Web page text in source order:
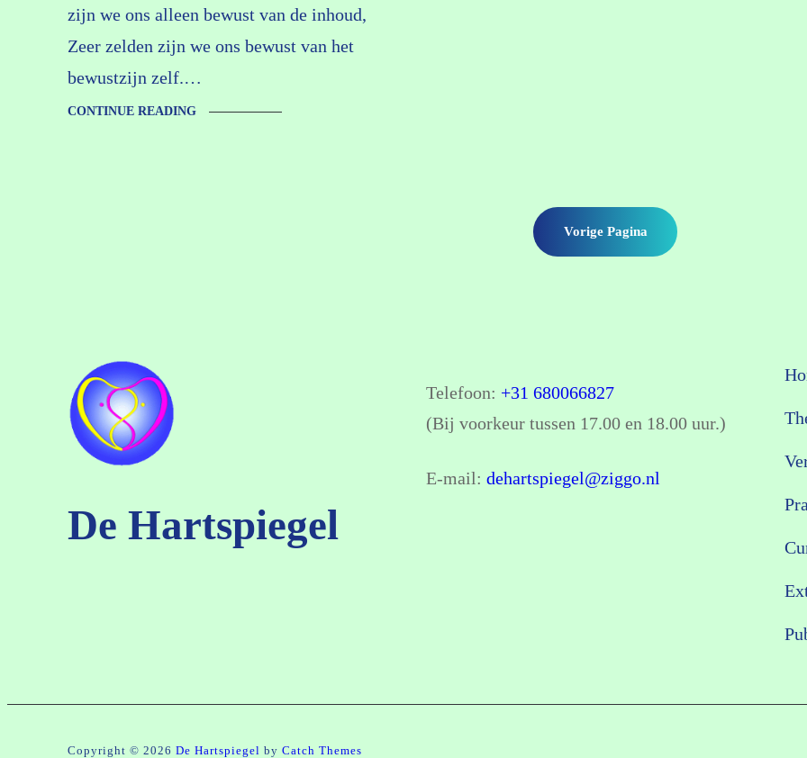
zijn we ons alleen bewust van de inhoud,
Zeer zelden zijn we ons bewust van het
bewustzijn zelf.…
CONTINUE READING
Vorige Pagina
De Hartspiegel
Telefoon: +31 680066827
(Bij voorkeur tussen 17.00 en 18.00 uur.)
E-mail:dehartspiegel@ziggo.nl
Copyright © 2026De Hartspiegel byCatch Themes